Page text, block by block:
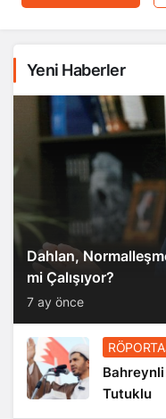
Yeni Haberler
Dahlan,
mi Çalışıyor?
7 ay önce
Bahreynli
Tutuklu